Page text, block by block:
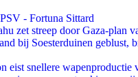
- Fortuna Sittard
zet streep door Gaza-plan
bij Soesterduinen geblust,
eist snellere wapenproductie